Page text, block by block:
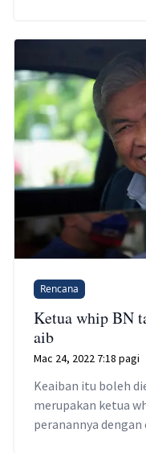
Rencana
Ketua whip BN
aib
Mac 24, 2022 7:18 pagi
Keaiban itu boleh
merupakan ketua
peranannya dengan